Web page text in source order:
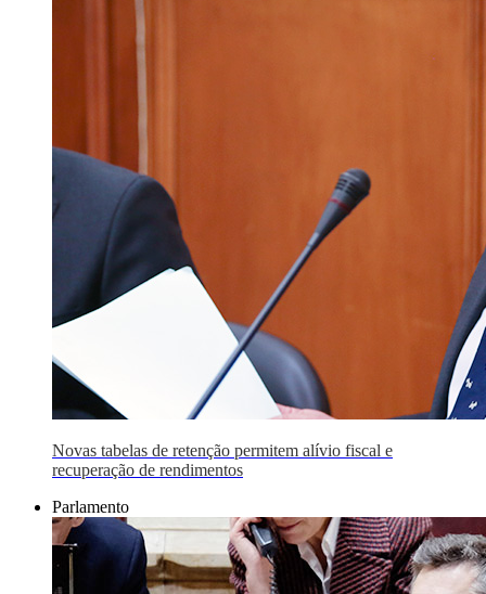
Novas tabelas de retenção permitem alívio fiscal e
recuperação de rendimentos
Parlamento